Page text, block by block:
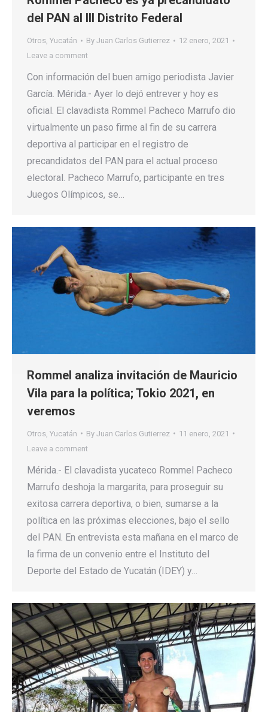
del PAN al III Distrito Federal
Otros, Yucatán By Juan Carlos Gutierrez
12 enero, 2021
Leave a comment
Con información del buen amigo periodista Javier
García. Mérida.- Ayer lo dejó entrever y hoy es
oficial. El clavadista Rommel Pacheco Marrufo dio
virtualmente un paso firme al fin de su carrera
deportiva al participar en el registro de
precandidatos del PAN para el actual proceso
electoral. Pacheco Marrufo, participante en tres
Juegos Olímpicos, se…
Rommel analiza invitación de Mauricio
Vila para la política; Tokio 2021, en
veremos
Otros Yucatán By Juan Carlos Gutierrez
11 enero, 2021
Leave a comment
Mérida.- El clavadista yucateco Rommel Pacheco
Marrufo deshoja la margarita, para proseguir su
exitosa carrera deportiva, o bien, sumarse a la
política en las próximas elecciones, bajo el sello
del PAN. En entrevista esta mañana en el marco de
la firma de un convenio entre el Instituto del
Deporte del Estado de Yucatán (IDEY) y…